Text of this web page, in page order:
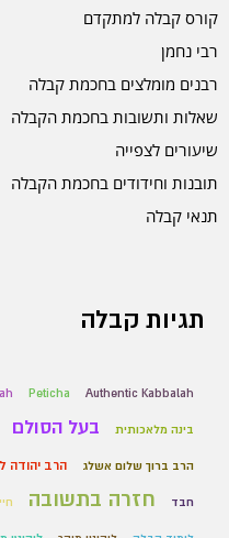
קורס קבלה למתקדם
רבי נחמן
רבנים מומלצים בחכמת קבלה
שאלות ותשובות בחכמת הקבלה
שיעורים לצפייה
תובנות וחידודים בחכמת הקבלה
תנאי קבלה
תגיות קבלה
Authentic Kabbalah
Peticha
בינה מלאכותית בעל הסולם
הרב ברוך שלום אשלג הרב יהודה
חבד חזרה בתשובה